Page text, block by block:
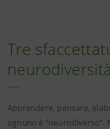
Tre
neurodiversità
Apprendere, pensare,
ognuno è “neurodiverso”.